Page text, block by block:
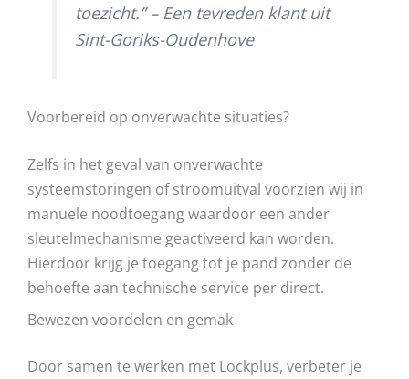
toezicht.” – Een tevreden klant uit
Sint-Goriks-Oudenhove
Voorbereid op onverwachte situaties?
Zelfs in het geval van onverwachte
systeemstoringen of stroomuitval voorzien wij in
manuele noodtoegang waardoor een ander
sleutelmechanisme geactiveerd kan worden.
Hierdoor krijg je toegang tot je pand zonder de
behoefte aan technische service per direct.
Bewezen voordelen en gemak
Door samen te werken met Lockplus, verbeter je